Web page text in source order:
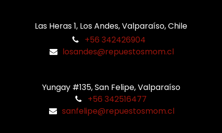
Las Heras 1, Los Andes, Valparaíso, Chile
+56 342426904
losandes@repuestosmom.cl
Yungay #135, San Felipe, Valparaíso
+56 342516477
sanfelipe@repuestosmom.cl